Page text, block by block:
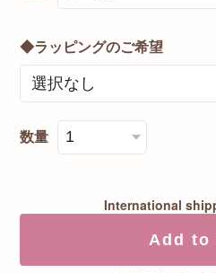
◆ラッピングのご希望
数量
International
Add to